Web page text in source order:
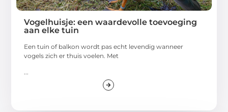
Vogelhuisje: een waardevolle toevoeging
aan elke tuin
Een tuin of balkon wordt pas echt levendig wanneer
vogels zich er thuis voelen. Met
...